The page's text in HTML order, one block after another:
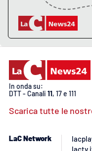
Destinazioni
Eventi
Food
Storie
In onda su:
DTT - Canali 11, 17 e 111
Scarica tutte le
LaC Network